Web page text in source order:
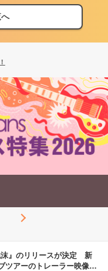
表！
表！
』のリリースが決定 新
ツアーのトレーラー映像が